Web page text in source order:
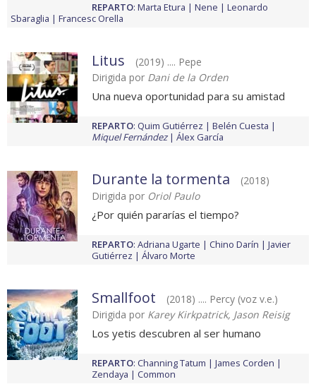
REPARTO: Marta Etura Nene
Leonardo
Sbaraglia
Francesc Orella
Litus
(2019) .... Pepe
Dirigida por Dani de la Orden
Una nueva oportunidad para su amistad
REPARTO: Quim Gutiérrez
Belén Cuesta
Miquel Fernández
Álex García
Durante la tormenta
(2018)
Dirigida por Oriol Paulo
¿Por quién pararías el tiempo?
REPARTO: Adriana Ugarte Chino Darín
Javier
Gutiérrez
Álvaro Morte
Smallfoot
(2018) .... Percy (voz v.e.)
Dirigida por Karey Kirkpatrick, Jason Reisig
Los yetis descubren al ser humano
REPARTO: Channing Tatum
James Corden
Zendaya
Common